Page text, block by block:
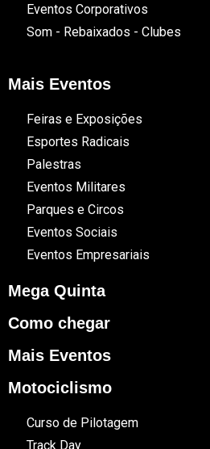
Eventos Corporativos
Som - Rebaixados - Clubes
Mais Eventos
Feiras e Exposições
Esportes Radicais
Palestras
Eventos Militares
Parques e Circos
Eventos Sociais
Eventos Empresariais
Mega Quinta
Como chegar
Mais Eventos
Motociclismo
Curso de Pilotagem
Track Day